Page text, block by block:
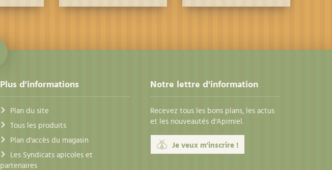
Plus d'informations
Plan du site
Tous les produits
Plan d'accès du magasin
Les Syndicats apicoles et
partenaires
Notre lettre d'information
Recevez tous les bons plans, les actus
et les nouveautés d'Apimiel.
Je veux m'inscrire !